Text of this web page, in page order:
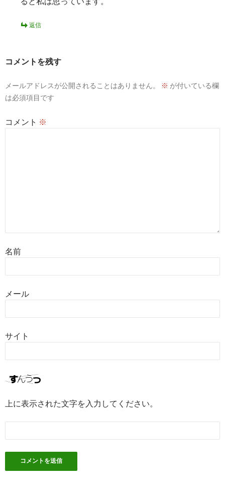
返信
コメントを残す
メールアドレスが公開されることはありません。 ※ が付いている欄
は必須項目です
コメント ※
名前
メール
サイト
上に表示された文字を入力してください。